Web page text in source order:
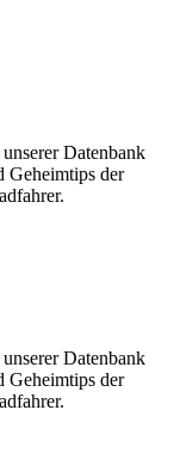
Datenbank
Geheimtips der
Datenbank
Geheimtips der